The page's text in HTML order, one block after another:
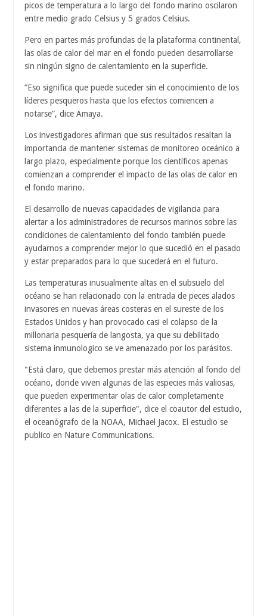
picos de temperatura a lo largo del fondo marino oscilaron
entre medio grado Celsius y 5 grados Celsius.
Pero en partes más profundas de la plataforma continental,
las olas de calor del mar en el fondo pueden desarrollarse
sin ningún signo de calentamiento en la superficie.
“Eso significa que puede suceder sin el conocimiento de los
líderes pesqueros hasta que los efectos comiencen a
notarse”, dice Amaya.
Los investigadores afirman que sus resultados resaltan la
importancia de mantener sistemas de monitoreo oceánico a
largo plazo, especialmente porque los científicos apenas
comienzan a comprender el impacto de las olas de calor en
el fondo marino.
El desarrollo de nuevas capacidades de vigilancia para
alertar a los administradores de recursos marinos sobre las
condiciones de calentamiento del fondo también puede
ayudarnos a comprender mejor lo que sucedió en el pasado
y estar preparados para lo que sucederá en el futuro.
Las temperaturas inusualmente altas en el subsuelo del
océano se han relacionado con la entrada de peces alados
invasores en nuevas áreas costeras en el sureste de los
Estados Unidos y han provocado casi el colapso de la
millonaria pesquería de langosta, ya que su debilitado
sistema inmunologico se ve amenazado por los parásitos.
"Está claro, que debemos prestar más atención al fondo del
océano, donde viven algunas de las especies más valiosas,
que pueden experimentar olas de calor completamente
diferentes a las de la superficie", dice el coautor del estudio,
el oceanógrafo de la NOAA, Michael Jacox. El estudio se
publico en Nature Communications.